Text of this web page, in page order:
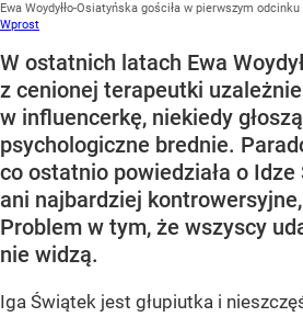
Ewa Woydyłło-Osiatyńska gościła w pierwszym
Wprost
W ostatnich latach Ewa
z cenionej terapeutki
w influencerkę, niekiedy
psychologiczne brednie.
co ostatnio powiedziała o
ani najbardziej
Problem w tym, że wszyscy
nie widzą.
Iga Świątek jest głupiutka i